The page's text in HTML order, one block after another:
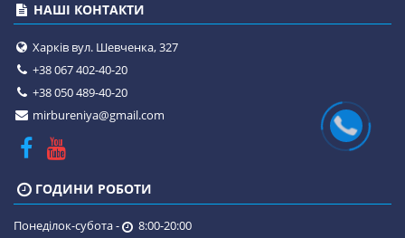
НАШІ КОНТАКТИ
Харків вул. Шевченка, 327
+38 067 402-40-20
+38 050 489-40-20
mirbureniya@gmail.com
ГОДИНИ РОБОТИ
Понеділок-субота - 8:00-20:00